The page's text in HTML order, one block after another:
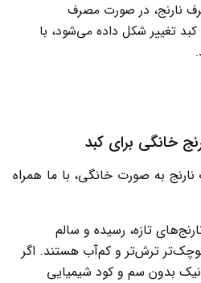
نارنج، در صورت مصرف
تغییر شکل داده می‌شود، با
خانگی برای کبد
به صورت خانگی، با ما همراه
تازه، رسیده و سالم
ترش‌تر و کم‌آب هستند. اگر
بدون سم و کود شیمیایی